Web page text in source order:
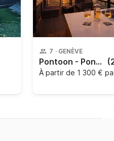
7 · GENÈVE
Pontoon - Pontoon Boat
À partir de 1 300 €